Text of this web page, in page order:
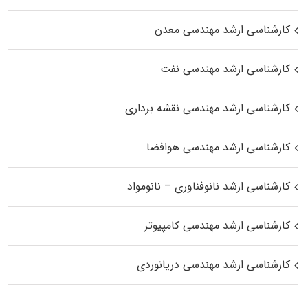
کارشناسی ارشد مهندسی معدن
کارشناسی ارشد مهندسی نفت
کارشناسی ارشد مهندسی نقشه برداری
کارشناسی ارشد مهندسی هوافضا
کارشناسی ارشد نانوفناوری – نانومواد
کارشناسی ارشد مهندسی کامپیوتر
کارشناسی ارشد مهندسی دریانوردی